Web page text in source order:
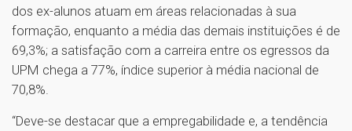
dos ex-alunos atuam em áreas relacionadas à sua
formação, enquanto a média das demais instituições é de
69,3%; a satisfação com a carreira entre os egressos da
UPM chega a 77%, índice superior à média nacional de
70,8%.
“Deve-se destacar que a empregabilidade e, a tendência